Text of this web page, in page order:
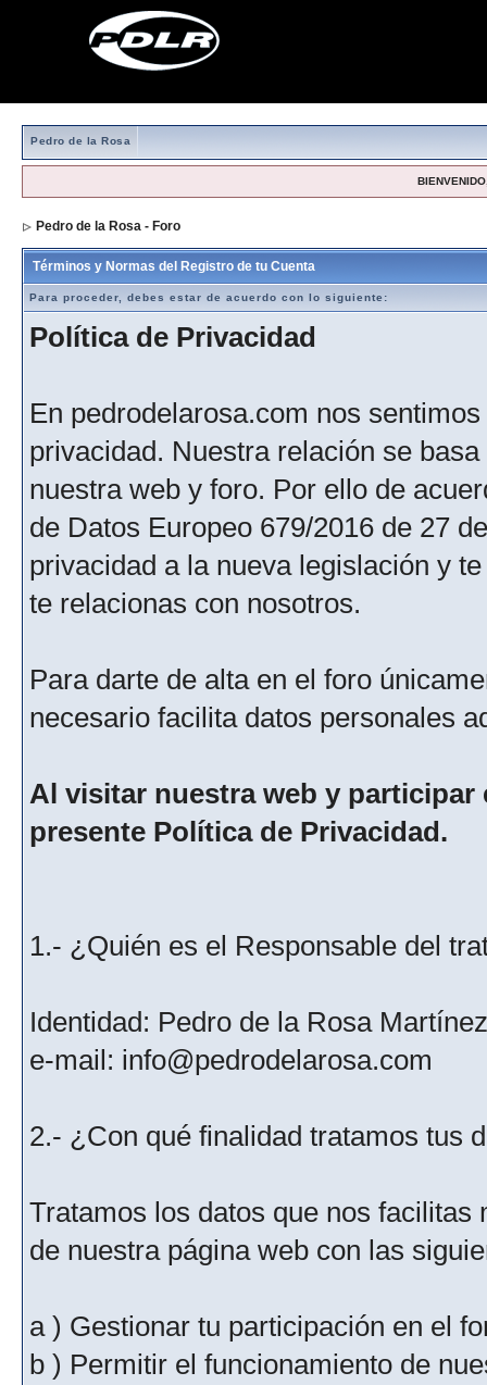
Pedro de la Rosa
Pedro de la Rosa - Foro
Términos y Normas del Registro de tu Cuenta
Para proceder, debes estar de acuerdo con lo siguiente:
Política de Privacidad
En pedrodelarosa.com nos
privacidad. Nuestra relación se
nuestra web y foro. Por ello de
de Datos Europeo 679/2016 de 27
privacidad a la nueva legislación y
te relacionas con nosotros.
Para darte de alta en el foro
necesario facilita datos personales
Al visitar nuestra web y
presente Política de Privacidad.
1.- ¿Quién es el Responsable del
Identidad: Pedro de la Rosa Martínez
e-mail: info@pedrodelarosa.com
2.- ¿Con qué finalidad tratamos tus
Tratamos los datos que nos
de nuestra página web con las
a ) Gestionar tu participación en el
b ) Permitir el funcionamiento de